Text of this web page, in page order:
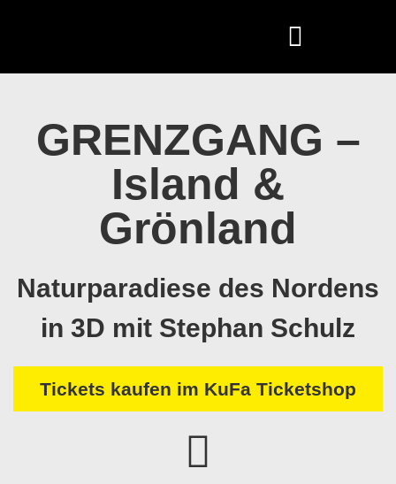
GRENZGANG –
Island &
Grönland
Naturparadiese des Nordens
in 3D mit Stephan Schulz
Tickets kaufen im KuFa Ticketshop